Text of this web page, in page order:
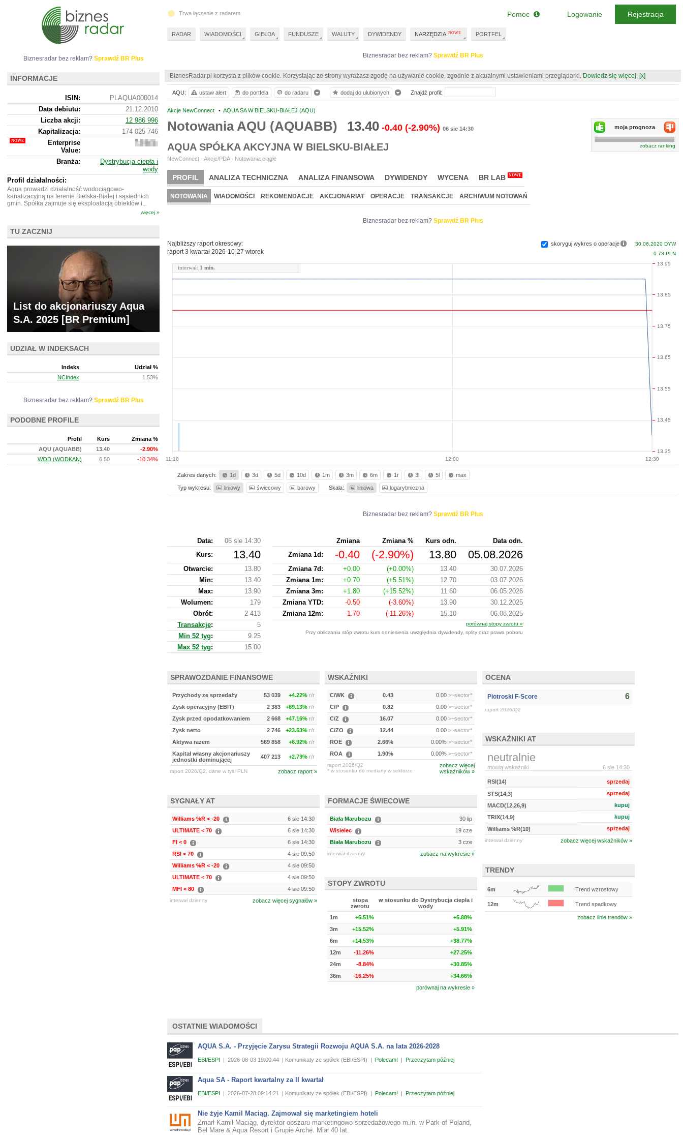
Biznesradar bez reklam? Sprawdź BR Plus
BiznesRadar.pl korzysta z plików cookie. Korzystając ze strony wyrażasz zgodę na używanie cookie, zgodnie z aktualnymi ustawieniami przeglądarki. Dowiedz się więcej. [x]
Akcje NewConnect • AQUA SA W BIELSKU-BIAŁEJ (AQU)
Notowania AQU (AQUABB) 13.40 -0.40 (-2.90%) 06 sie 14:30
AQUA SPÓŁKA AKCYJNA W BIELSKU-BIAŁEJ
NewConnect - Akcje/PDA - Notowania ciągłe
moja prognoza
zobacz ranking
PROFIL ANALIZA TECHNICZNA ANALIZA FINANSOWA DYWIDENDY WYCENA BR LAB NOWE
NOTOWANIA WIADOMOŚCI REKOMENDACJE AKCJONARIAT OPERACJE TRANSAKCJE ARCHIWUM NOTOWAŃ
Biznesradar bez reklam? Sprawdź BR Plus
Najbliższy raport okresowy:
raport 3 kwartał 2026-10-27 wtorek
skoryguj wykres o operacje
30.06.2020 DYW
0.73 PLN
11:18 12:00 12:30
13.35
13.45
13.55
13.65
13.75
13.85
13.95
interwał: 1 min.
Zakres danych: 1d 3d 5d 10d 1m 3m 6m 1r 3l 5l max
Typ wykresu: liniowy świecowy barowy Skala: liniowa logarytmiczna
Biznesradar bez reklam? Sprawdź BR Plus
Data:
06 sie 14:30
Kurs: 13.40
Otwarcie:
13.80
Min:
13.40
Max:
13.90
Wolumen:
179
Obrót:
2 413
Transakcje:
5
Min 52 tyg:
9.25
Max 52 tyg: 15.00
Zmiana Zmiana % Kurs odn.
Data odn.
Zmiana 1d:
-0.40 (-2.90%) 13.80 05.08.2026
Zmiana 7d: +0.00 (+0.00%) 13.40
30.07.2026
Zmiana 1m:
+0.70 (+5.51%) 12.70
03.07.2026
Zmiana 3m:
+1.80 (+15.52%) 11.60
06.05.2026
Zmiana YTD:
-0.50 (-3.60%) 13.90
30.12.2025
Zmiana 12m:
-1.70 (-11.26%) 15.10 06.08.2025
porównaj stopy zwrotu »
Przy obliczaniu stóp zwrotu kurs odniesienia uwzględnia dywidendy, splity oraz prawa poboru
SPRAWOZDANIE FINANSOWE
Przychody ze sprzedaży 53 039 +4.22% r/r
Zysk operacyjny (EBIT)
2 383 +89.13% r/r
Zysk przed opodatkowaniem
2 668 +47.16% r/r
Zysk netto
2 746 +23.53% r/r
Aktywa razem
569 858 +6.92% r/r
Kapitał własny akcjonariuszy
jednostki dominującej
407 213 +2.73% r/r
raport 2026/Q2, dane w tys. PLN zobacz raport »
WSKAŹNIKI
C/WK 0.43 0.00 >~sector*
C/P
0.82 0.00 >~sector*
C/Z
16.07 0.00 >~sector*
C/ZO
12.44 0.00 >~sector*
ROE
2.66% 0.00% >~sector*
ROA
1.90% 0.00% >~sector*
raport 2026/Q2
* w stosunku do mediany w sektorze
zobacz więcej
wskaźników »
OCENA
Piotroski F-Score 6
raport 2026/Q2
WSKAŹNIKI AT
neutralnie
6 sie 14:30
mówią wskaźniki
RSI(14)
sprzedaj
STS(14,3)
sprzedaj
MACD(12,26,9)
kupuj
TRIX(14,9)
kupuj
Williams %R(10)
sprzedaj
interwał dzienny zobacz więcej wskaźników »
SYGNAŁY AT
Williams %R < -20
6 sie 14:30
ULTIMATE < 70
6 sie 14:30
FI < 0
6 sie 14:30
RSI < 70
4 sie 09:50
Williams %R < -20
4 sie 09:50
ULTIMATE < 70
4 sie 09:50
MFI < 80
4 sie 09:50
interwał dzienny zobacz więcej sygnałów »
FORMACJE ŚWIECOWE
Biała Marubozu
30 lip
Wisielec
19 cze
Biała Marubozu
3 cze
interwał dzienny zobacz na wykresie »
TRENDY
6m Trend wzrostowy
12m Trend spadkowy
zobacz linie trendów »
STOPY ZWROTU
stopa
zwrotu
w stosunku do Dystrybucja ciepła i
wody
1m
+5.51%
+5.88%
3m
+15.52%
+5.91%
6m
+14.53%
+38.77%
12m
-11.26%
+27.25%
24m
-8.84%
+30.85%
36m
-16.25%
+34.66%
porównaj na wykresie »
OSTATNIE WIADOMOŚCI
AQUA S.A. - Przyjęcie Zarysu Strategii Rozwoju AQUA S.A. na lata 2026-2028
EBI/ESPI 2026-08-03 19:00:44 | Komunikaty ze spółek (EBI/ESPI) Polecam! Przeczytam później
Aqua SA - Raport kwartalny za II kwartał
EBI/ESPI 2026-07-28 09:14:21 | Komunikaty ze spółek (EBI/ESPI) Polecam! Przeczytam później
Nie żyje Kamil Maciąg. Zajmował się marketingiem hoteli
Zmarł Kamil Maciąg, dyrektor obszaru marketingowo-sprzedażowego m.in. w Park of Poland,
Bel Mare & Aqua Resort i Grupie Arche. Miał 40 lat.
AQU: ustaw alert do portfela do radaru dodaj do ulubionych Znajdź profil:
Biznesradar bez reklam? Sprawdź BR Plus
INFORMACJE
ISIN:
PLAQUA000014
Data debiutu:
21.12.2010
Liczba akcji:
12 986 996
Kapitalizacja:
174 025 746
Enterprise
Value:
144
746
Branża:
Dystrybucja ciepła i
wody
Profil działalności:
Aqua prowadzi działalność wodociągowo-
kanalizacyjną na terenie Bielska-Białej i sąsiednich
gmin. Spółka zajmuje się eksploatacją obiektów i...
więcej »
TU ZACZNIJ
List do akcjonariuszy Aqua
S.A. 2025 [BR Premium]
UDZIAŁ W INDEKSACH
Indeks
Udział %
NCIndex
1.53%
Biznesradar bez reklam? Sprawdź BR Plus
PODOBNE PROFILE
Profil Kurs
Zmiana %
AQU (AQUABB)
13.40
-2.90%
WOD (WODKAN)
6.50 -10.34%
Trwa łączenie z radarem
RADAR WIADOMOŚCI GIEŁDA FUNDUSZE WALUTY DYWIDENDY NARZĘDZIA PORTFEL
Pomoc Logowanie Rejestracja